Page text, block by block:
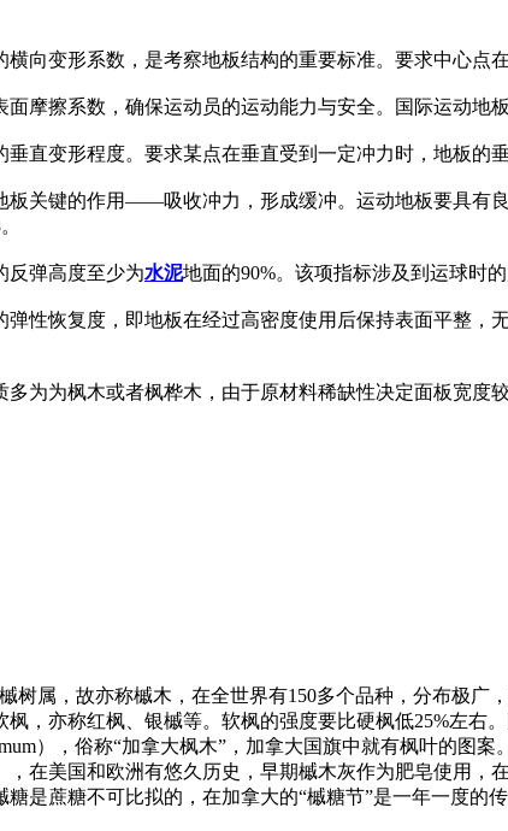
向变形系数，是考察地板结构的重要标准。要求中心点
摩擦系数，确保运动员的运动能力与安全。国际运动地
直变形程度。要求某点在垂直受到一定冲力时，地板的
板关键的作用——吸收冲力，形成缓冲。运动地板要具有
反弹高度至少为水泥地面的90%。该项指标涉及到运球时
性恢复度，即地板在经过高密度使用后保持表面平整
为为枫木或者枫桦木，由于原材料稀缺性决定面板宽
树属，故亦称槭木，在全世界有150多个品种，分布极
，亦称红枫、银槭等。软枫的强度要比硬枫低25%左
），俗称“加拿大枫木”，加拿大国旗中就有枫叶的图案
在美国和欧洲有悠久历史，早期槭木灰作为肥皂使用，
是蔗糖不可比拟的，在加拿大的“槭糖节”是一年一度的传